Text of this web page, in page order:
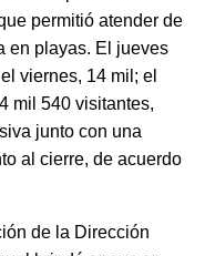
permitió atender de
en playas. El jueves
viernes, 14 mil; el
mil 540 visitantes,
junto con una
al cierre, de acuerdo
de la Dirección